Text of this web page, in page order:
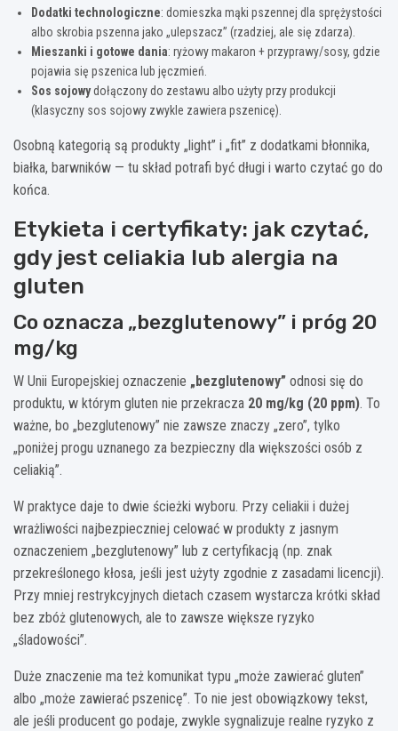
Dodatki technologiczne: domieszka mąki pszennej dla sprężystości
albo skrobia pszenna jako „ulepszacz” (rzadziej, ale się zdarza).
Mieszanki i gotowe dania: ryżowy makaron + przyprawy/sosy, gdzie
pojawia się pszenica lub jęczmień.
Sos sojowydołączony do zestawu albo użyty przy produkcji
(klasyczny sos sojowy zwykle zawiera pszenicę).
Osobną kategorią są produkty „light” i „fit” z dodatkami błonnika,
białka, barwników — tu skład potrafi być długi i warto czytać go do
końca.
Etykieta i certyfikaty: jak czytać,
gdy jest celiakia lub alergia na
gluten
Co oznacza „bezglutenowy” i próg 20
mg/kg
W Unii Europejskiej oznaczenie „bezglutenowy” odnosi się do
produktu, w którym gluten nie przekracza 20 mg/kg (20 ppm). To
ważne, bo „bezglutenowy” nie zawsze znaczy „zero”, tylko
„poniżej progu uznanego za bezpieczny dla większości osób z
celiakią”.
W praktyce daje to dwie ścieżki wyboru. Przy celiakii i dużej
wrażliwości najbezpieczniej celować w produkty z jasnym
oznaczeniem „bezglutenowy” lub z certyfikacją (np. znak
przekreślonego kłosa, jeśli jest użyty zgodnie z zasadami licencji).
Przy mniej restrykcyjnych dietach czasem wystarcza krótki skład
bez zbóż glutenowych, ale to zawsze większe ryzyko
„śladowości”.
Duże znaczenie ma też komunikat typu „może zawierać gluten”
albo „może zawierać pszenicę”. To nie jest obowiązkowy tekst,
ale jeśli producent go podaje, zwykle sygnalizuje realne ryzyko z